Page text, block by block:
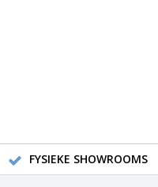
FYSIEKE SHOWROOMS